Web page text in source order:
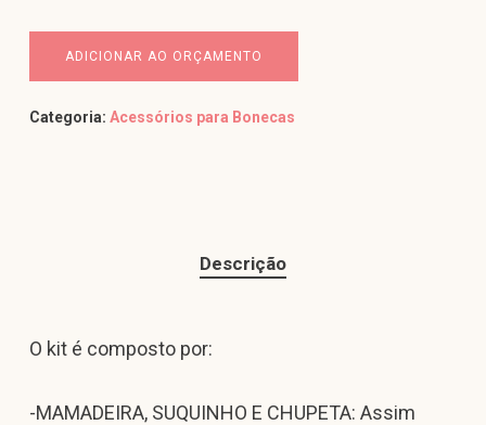
ADICIONAR AO ORÇAMENTO
Categoria: Acessórios para Bonecas
Descrição
O kit é composto por:
-MAMADEIRA, SUQUINHO E CHUPETA: Assim